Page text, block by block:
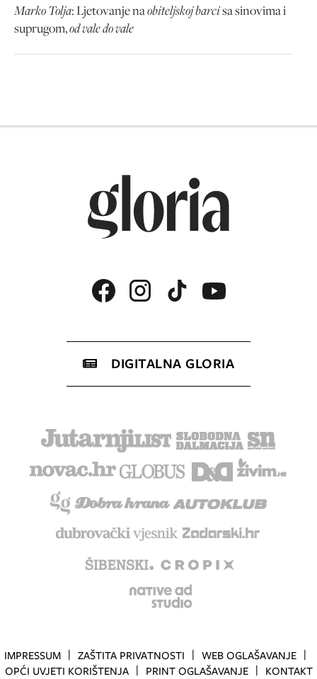
Marko Tolja: Ljetovanje naobiteljskoj barcisa sinovima i
suprugom,od vale do vale
DIGITALNA GLORIA
IMPRESSUM ZAŠTITA PRIVATNOSTI
WEB OGLAŠAVANJE
OPĆI UVJETI KORIŠTENJA
PRINT OGLAŠAVANJE KONTAKT